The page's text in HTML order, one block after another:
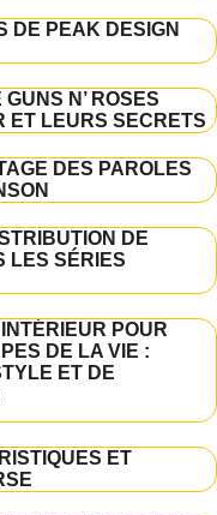
DE PEAK DESIGN
N’ ROSES
ET LEURS SECRETS
DES PAROLES
DE
LES SÉRIES
POUR
DE LA VIE :
ET DE
ET